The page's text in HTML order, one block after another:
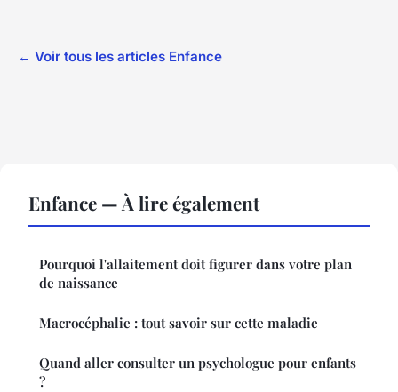
← Voir tous les articles Enfance
Enfance — À lire également
Pourquoi l'allaitement doit figurer dans votre plan
de naissance
Macrocéphalie : tout savoir sur cette maladie
Quand aller consulter un psychologue pour enfants
?